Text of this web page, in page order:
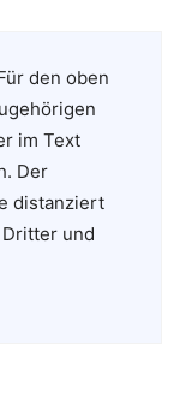
den oben
im Text
Der
distanziert
und